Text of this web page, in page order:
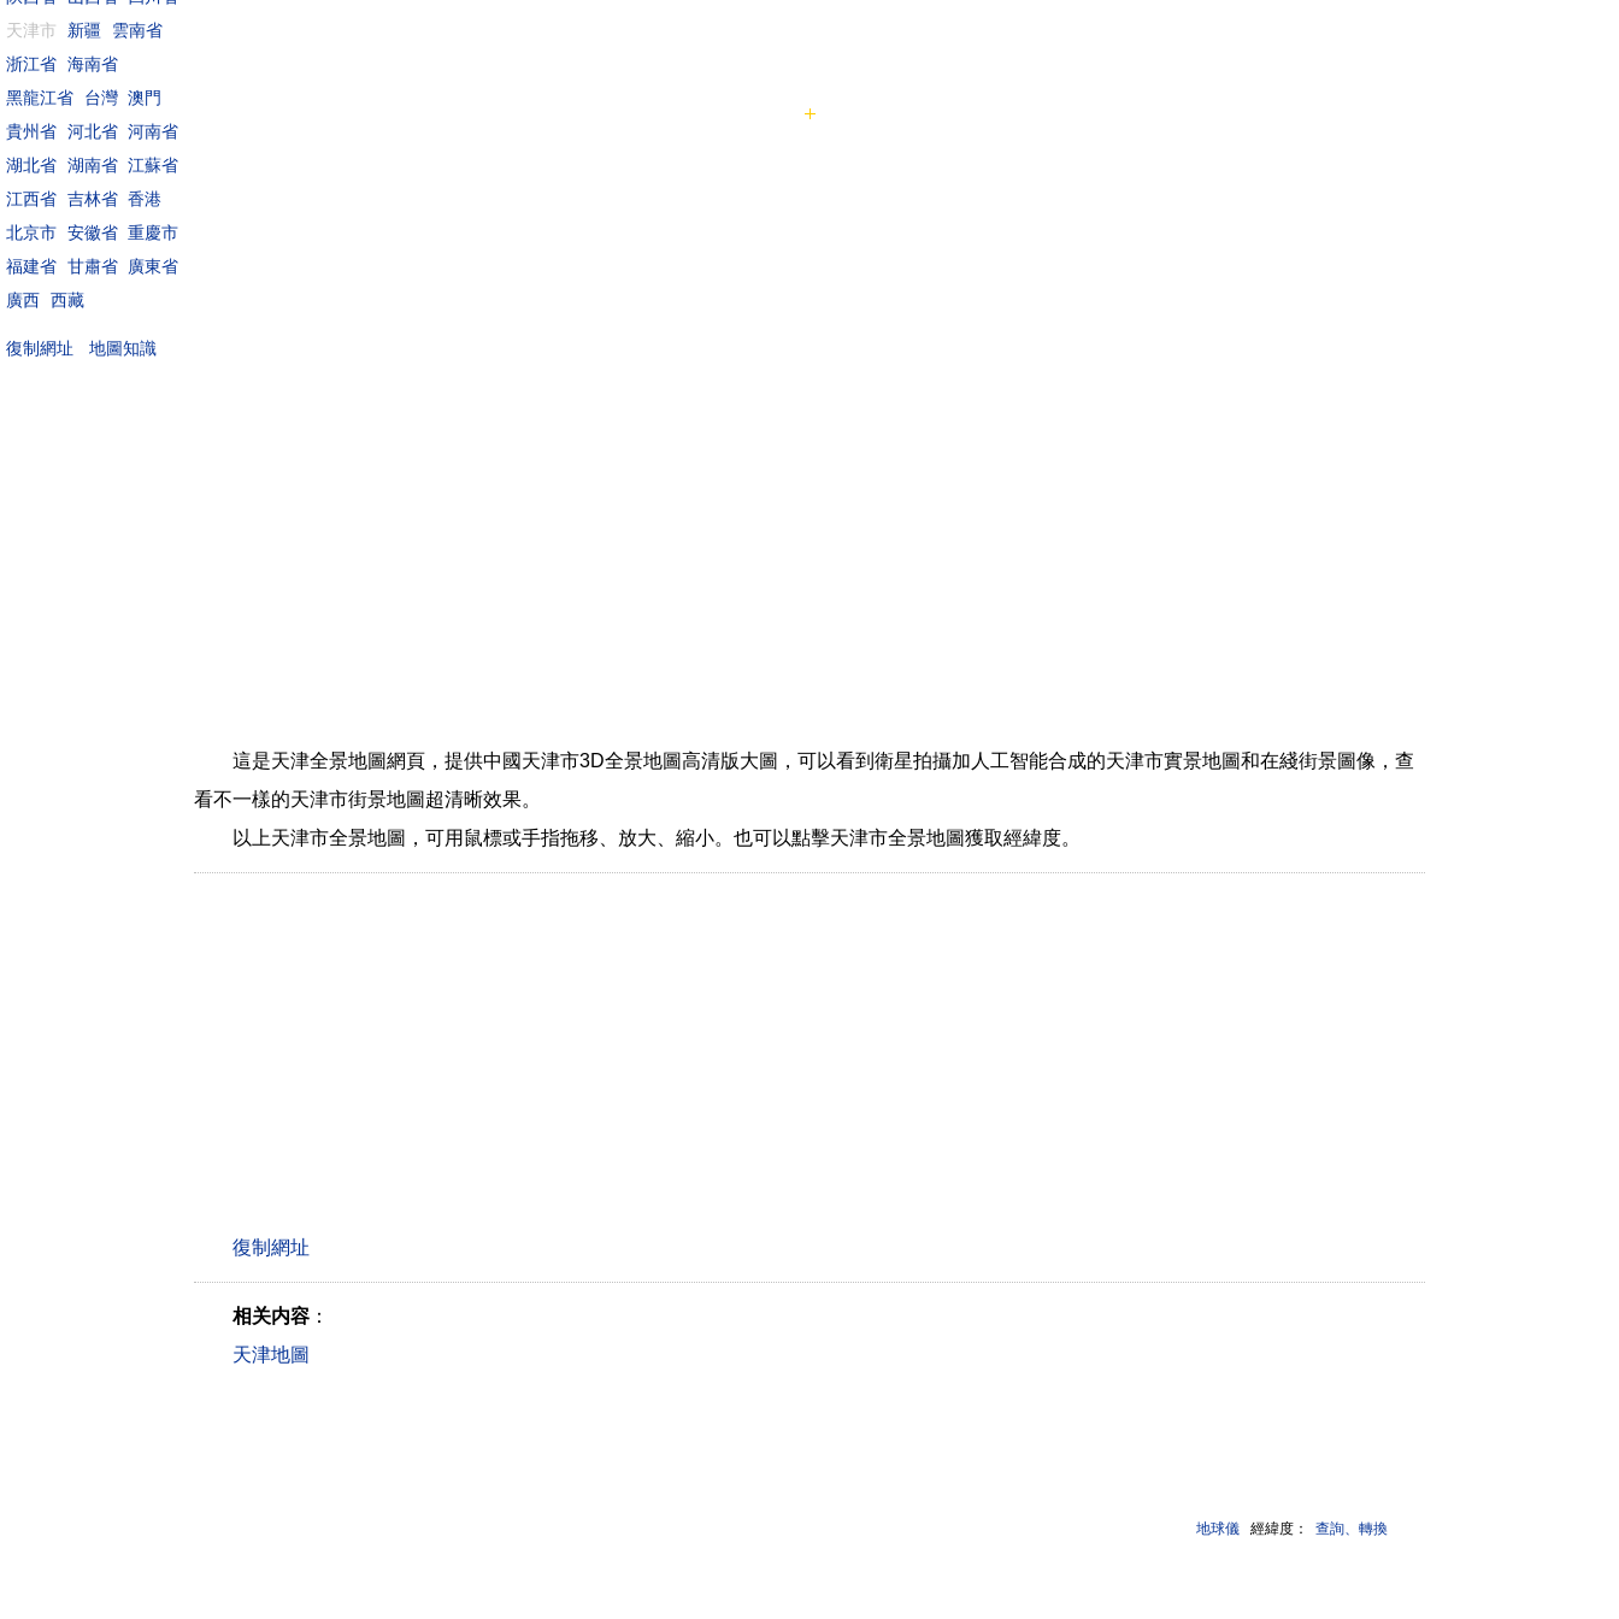
天津市
新疆
雲南省
浙江省 海南省
黑龍江省
台灣 澳門
貴州省 河北省 河南省
湖北省 湖南省 江蘇省
江西省 吉林省 香港
北京市 安徽省 重慶市
福建省 甘肅省 廣東省
廣西 西藏
地圖知識
地球儀 經緯度： 查詢、轉換
這是天津全景地圖網頁，提供中國天津市3D全景地圖高清版大圖，可以看到衛星拍攝加人工智能合成的天津市實景地圖和在綫街景圖像，查
看不一樣的天津市街景地圖超清晰效果。
以上天津市全景地圖，可用鼠標或手指拖移、放大、縮小。也可以點擊天津市全景地圖獲取經緯度。
相关内容 ：
天津地圖